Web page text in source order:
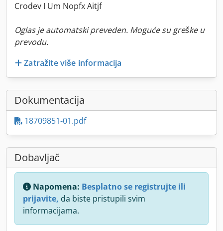
Crodev I Um Nopfx Aitjf
Oglas je automatski preveden. Moguće su greške u
prevodu.
Zatražite više informacija
Dokumentacija
18709851-01.pdf
Dobavljač
Napomena: Besplatno se registrujte ili
prijavite, da biste pristupili svim
informacijama.